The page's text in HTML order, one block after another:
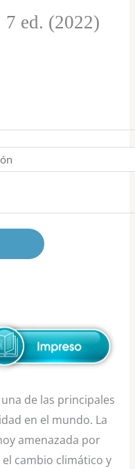
ed. (2022)
de las principales
en el mundo. La
amenazada por
el cambio climático y